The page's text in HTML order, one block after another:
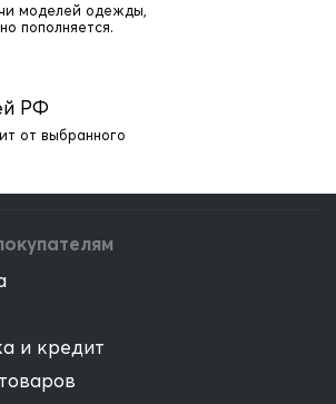
моделей одежды,
пополняется.
РФ
от выбранного
03 79
директору
и кредит